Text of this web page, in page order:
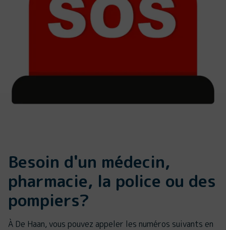
Besoin d'un médecin,
pharmacie, la police ou des
pompiers?
À De Haan, vous pouvez appeler les numéros suivants en